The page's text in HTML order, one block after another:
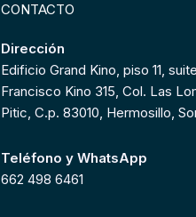
CONTACTO
Dirección
Edificio Grand Kino, piso 11,
Francisco Kino 315, Col. Las
Pitic, C.p. 83010, Hermosillo,
Teléfono y WhatsApp
662 498 6461